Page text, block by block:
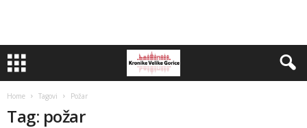
Home Tagovi Požar
Tag: požar